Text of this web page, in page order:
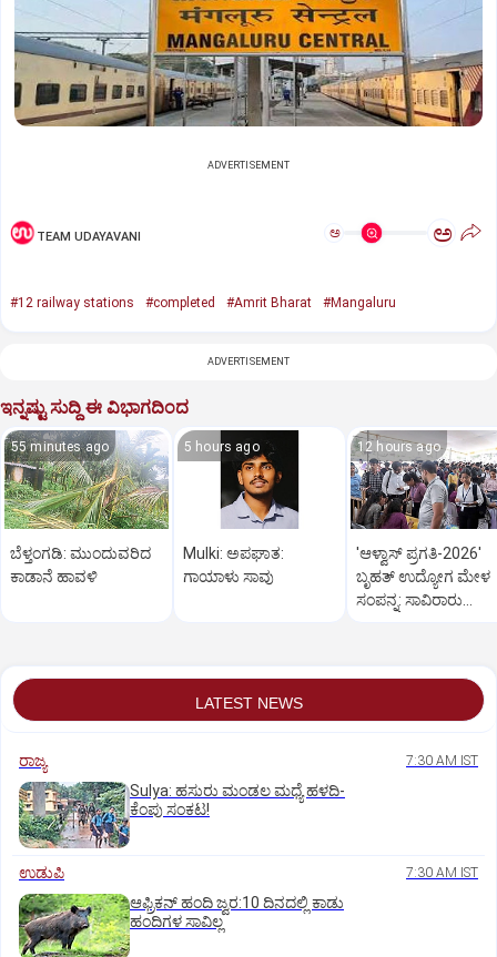
ADVERTISEMENT
TEAM UDAYAVANI ಅ ಅ
#12 railway stations #completed #Amrit Bharat #Mangaluru
ADVERTISEMENT
ಇನ್ನಷ್ಟು ಸುದ್ದಿ ಈ ವಿಭಾಗದಿಂದ
55 minutes ago
ಬೆಳ್ತಂಗಡಿ: ಮುಂದುವರಿದ
ಕಾಡಾನೆ ಹಾವಳಿ
5 hours ago
Mulki: ಅಪಘಾತ:
ಗಾಯಾಳು ಸಾವು
12 hours ago
'ಆಳ್ವಾಸ್‌ ಪ್ರಗತಿ-2026'
ಬೃಹತ್ ಉದ್ಯೋಗ ಮೇಳ
ಸಂಪನ್ನ: ಸಾವಿರಾರು
LATEST NEWS
ರಾಜ್ಯ 7:30 AM IST
Sulya: ಹಸುರು ಮಂಡಲ ಮಧ್ಯೆ ಹಳದಿ-
ಕೆಂಪು ಸಂಕಟ!
ಉಡುಪಿ 7:30 AM IST
ಆಫ್ರಿಕನ್‌ ಹಂದಿ ಜ್ವರ:10 ದಿನದಲ್ಲಿ ಕಾಡು
ಹಂದಿಗಳ ಸಾವಿಲ್ಲ